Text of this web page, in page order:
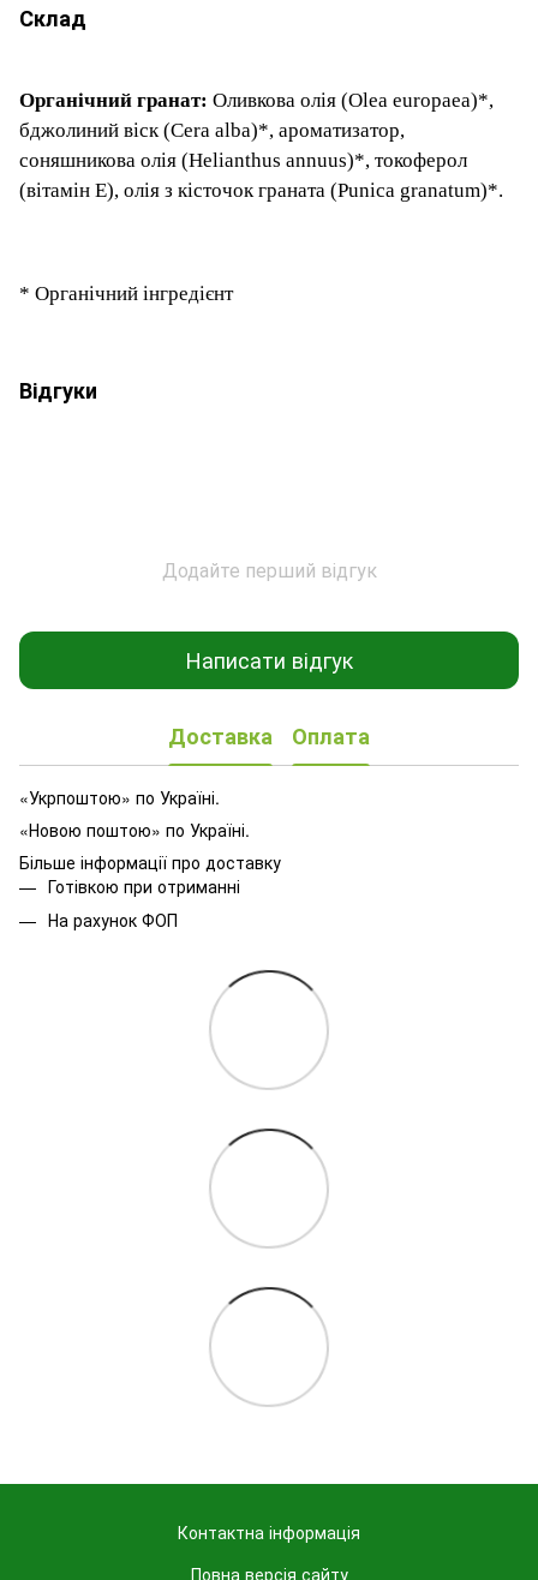
Склад
Органічний гранат: Оливкова олія (Olea europaea)*,
бджолиний віск (Cera alba)*, ароматизатор,
соняшникова олія (Helianthus annuus)*, токоферол
(вітамін E), олія з кісточок граната (Punica granatum)*.
* Органічний інгредієнт
Відгуки
Додайте перший відгук
Написати відгук
Доставка Оплата
«Укрпоштою» по Україні.
«Новою поштою» по Україні.
Більше інформації про доставку
Готівкою при отриманні
На рахунок ФОП
Контактна інформація
Повна версія сайту